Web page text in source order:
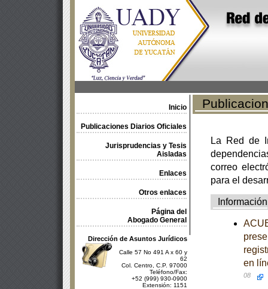
Inicio
Publicaciones Diarios Oficiales
Jurisprudencias y Tesis
Aisladas
Enlaces
Otros enlaces
Página del
Abogado General
Dirección de Asuntos Jurídicos
Calle 57 No 491 A x 60 y
62
Col. Centro, C.P. 97000
Teléfono/Fax:
+52 (999) 930-0900
Extensión: 1151
La Red de
correo
para el
Información
en
08